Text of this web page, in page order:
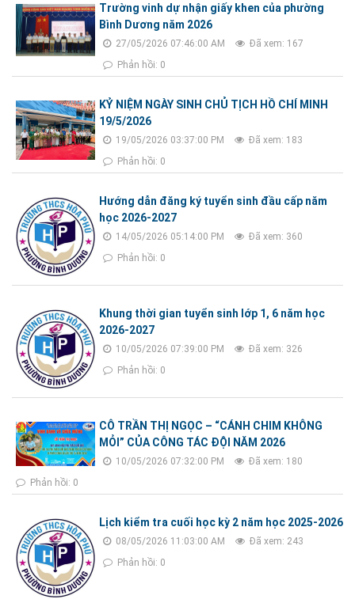
Trường vinh dự nhận giấy khen của phường
Bình Dương năm 2026
27/05/2026 07:46:00 AM
Đã xem: 167
Phản hồi: 0
KỶ NIỆM NGÀY SINH CHỦ TỊCH HỒ CHÍ MINH
19/5/2026
19/05/2026 03:37:00 PM
Đã xem: 183
Phản hồi: 0
Hướng dẫn đăng ký tuyển sinh đầu cấp năm
học 2026-2027
14/05/2026 05:14:00 PM
Đã xem: 360
Phản hồi: 0
Khung thời gian tuyển sinh lớp 1, 6 năm học
2026-2027
10/05/2026 07:39:00 PM
Đã xem: 326
Phản hồi: 0
CÔ TRẦN THỊ NGỌC – “CÁNH CHIM KHÔNG
MỎI” CỦA CÔNG TÁC ĐỘI NĂM 2026
10/05/2026 07:32:00 PM
Đã xem: 180
Phản hồi: 0
Lịch kiểm tra cuối học kỳ 2 năm học 2025-2026
08/05/2026 11:03:00 AM
Đã xem: 243
Phản hồi: 0